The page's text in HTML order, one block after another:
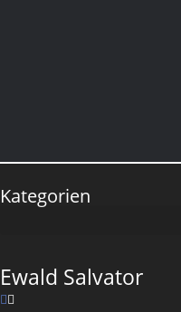
Kategorien
Ewald Salvator